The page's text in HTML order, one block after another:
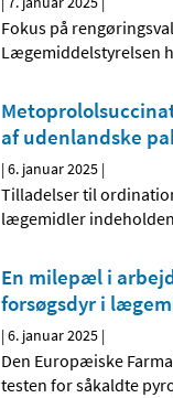
Fokus på
Lægemiddelstyrelsen
af udenlandske
|6. januar 2025 |
Tilladelser til
lægemidler
En milepæl i
forsøgsdyr i
|6. januar 2025 |
Den Europæiske
testen for såkaldte